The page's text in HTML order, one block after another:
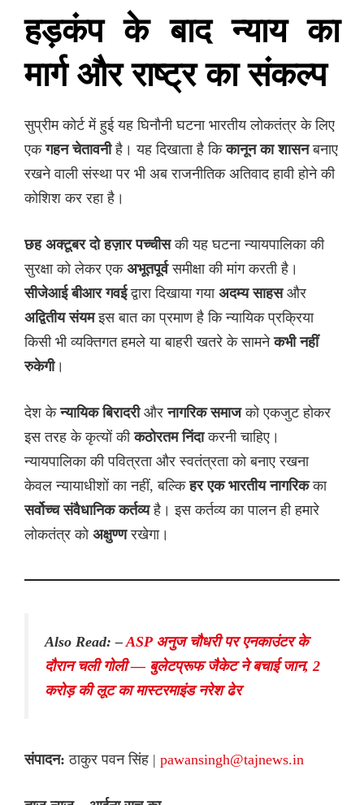
हड़कंप के बाद न्याय का
मार्ग और राष्ट्र का संकल्प
सुप्रीम कोर्ट में हुई यह घिनौनी घटना भारतीय लोकतंत्र के लिए
एकगहन चेतावनीहै। यह दिखाता है किकानून का शासनबनाए
रखने वाली संस्था पर भी अब राजनीतिक अतिवाद हावी होने की
कोशिश कर रहा है।
छह अक्टूबर दो हज़ार पच्चीसकी यह घटना न्यायपालिका की
सुरक्षा को लेकर एक अभूतपूर्वसमीक्षा की मांग करती है।
सीजेआई बीआर गवईद्वारा दिखाया गया अदम्य साहसऔर
अद्वितीय संयमइस बात का प्रमाण है कि न्यायिक प्रक्रिया
किसी भी व्यक्तिगत हमले या बाहरी खतरे के सामनेकभी नहीं
रुकेगी।
देश केन्यायिक बिरादरीऔरनागरिक समाजको एकजुट होकर
इस तरह के कृत्यों कीकठोरतम निंदाकरनी चाहिए।
न्यायपालिका की पवित्रता और स्वतंत्रता को बनाए रखना
केवल न्यायाधीशों का नहीं, बल्किहर एक भारतीय नागरिकका
सर्वोच्च संवैधानिक कर्तव्यहै। इस कर्तव्य का पालन ही हमारे
लोकतंत्र को अक्षुण्णरखेगा।
Also Read: –ASP अनुज चौधरी पर एनकाउंटर के
दौरान चली गोली — बुलेटप्रूफ जैकेट ने बचाई जान, 2
करोड़ की लूट का मास्टरमाइंड नरेश ढेर
संपादन: ठाकुर पवन सिंह | pawansingh@tajnews.in